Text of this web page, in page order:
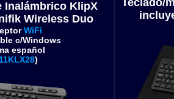
Inalámbrico KlipX
Wireless Duo
WiFi
c/Windows
español
)
Teclado/